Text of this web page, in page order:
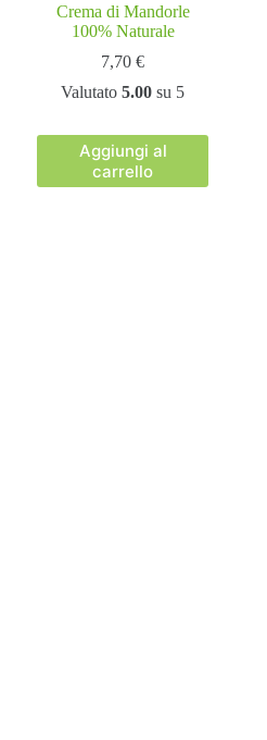
Crema di Mandorle
100% Naturale
7,70€
Valutato5.00 su 5
Aggiungi al
carrello